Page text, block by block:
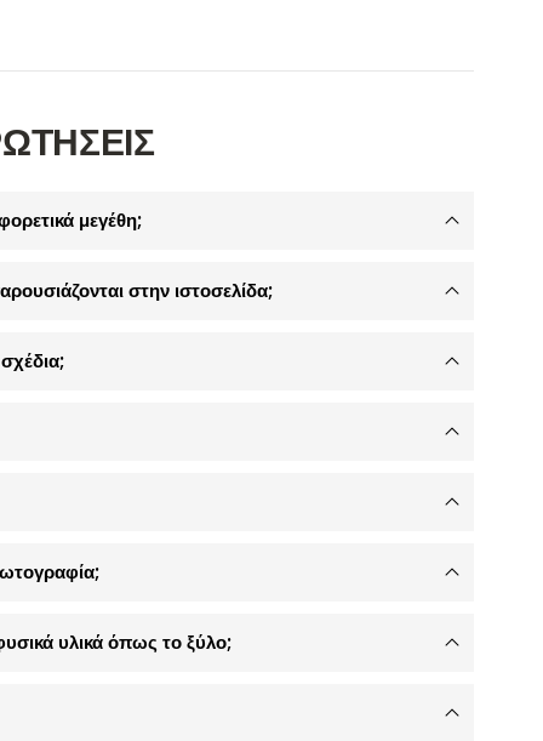
μεγέθη;
στην ιστοσελίδα;
υλικά όπως το ξύλο;